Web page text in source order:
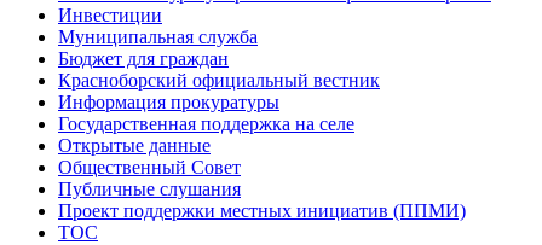
Инвестиции
Муниципальная служба
Бюджет для граждан
Красноборский официальный вестник
Информация прокуратуры
Государственная поддержка на селе
Открытые данные
Общественный Совет
Публичные слушания
Проект поддержки местных инициатив (ППМИ)
ТОС